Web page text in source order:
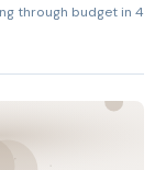
through budget in 4